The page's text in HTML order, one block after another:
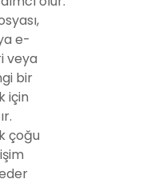
e-
veya
bir
için
çoğu